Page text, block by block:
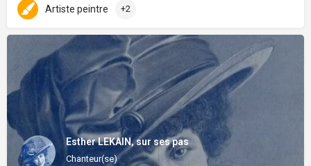
Artiste peintre +2
Esther LEKAIN, sur ses pas
Chanteur(se)